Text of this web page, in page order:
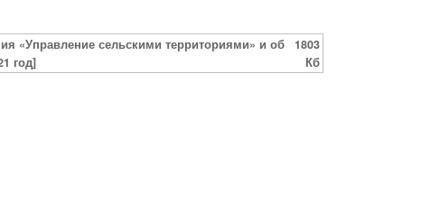
«Управление сельскими территориями» и об
год]
1803
Кб